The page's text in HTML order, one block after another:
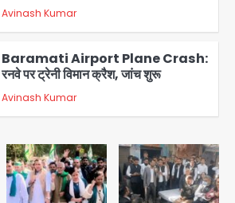
रनवे पर ट्रेनी विमान क्रैश, जांच शुरू
Shaheen Bagh News: बारिश के बाद
शाहीन बाग में जलभराव और गड्ढे, सीवर काम से
लोग परेशान
Zepto Dhoom: ग्रेटर नोएडा के धूम
मानिकपुर Zepto वेयरहाउस में वेतन कटौती